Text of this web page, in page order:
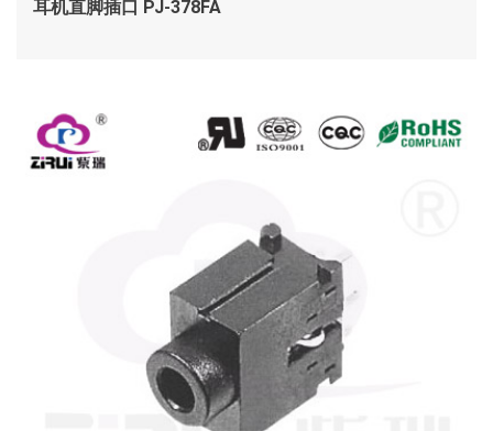
耳机直脚插口 PJ-378FA
查看